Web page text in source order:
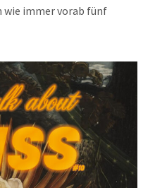
wie immer vorab fünf